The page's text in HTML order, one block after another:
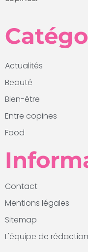
Actualités
Beauté
Bien-être
Entre copines
Food
Contact
Mentions légales
Sitemap
L'équipe de rédaction